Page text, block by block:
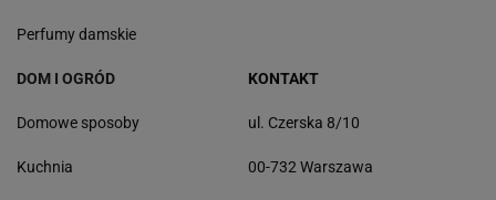
Perfumy damskie
DOM I OGRÓD
Domowe sposoby
Kuchnia
KONTAKT
ul. Czerska 8/10
00-732 Warszawa